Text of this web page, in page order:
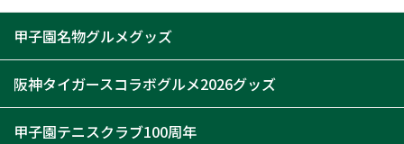
甲子園名物グルメグッズ
阪神タイガースコラボグルメ2026グッズ
甲子園テニスクラブ100周年